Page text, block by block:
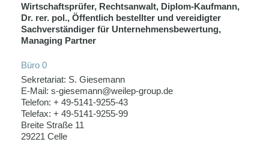
Wirtschaftsprüfer, Rechtsanwalt, Diplom-Kaufmann,
Dr. rer. pol., Öffentlich bestellter und vereidigter
Sachverständiger für Unternehmensbewertung,
Managing Partner
Büro 0
Sekretariat: S. Giesemann
E-Mail: s-giesemann@weilep-group.de
Telefon: + 49-5141-9255-43
Telefax: + 49-5141-9255-99
Breite Straße 11
29221 Celle